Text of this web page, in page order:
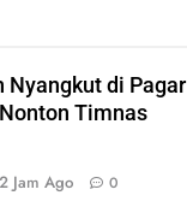
Nyangkut di Pagar
Timnas
2 Jam Ago 0